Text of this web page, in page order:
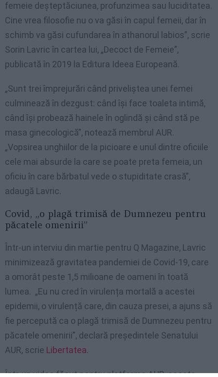
femeie deșteptăciunea, profunzimea sau luciditatea.
Cine vrea filosofie nu o va găsi în capul femeii, dar în
schimb va găsi cufundarea în athanorul labios”, scrie
Sorin Lavric în cartea lui, „Decoct de Femeie”,
publicată în 2019 la Editura Ideea Europeană.
„Sunt trei împrejurări când priveliștea unei femei
culminează în dezgust: când își face toaleta intimă,
când își probează hainele în oglindă și când stă pe
masa ginecologică”, notează membrul AUR.
„Vopsirea unghiilor de la picioare e unul dintre oficiile
cele mai absurde la care se poate preta femeia, un
oficiu în care bărbatul vede o stupiditate crasă”,
adaugă Lavric.
Covid, „o plagă trimisă de Dumnezeu pentru
păcatele omenirii”
Într-un interviu din martie pentru Q Magazine, Lavric
minimizează gravitatea pandemiei de Covid-19, care
a omorât peste 1,5 milioane de oameni în toată
lumea. „Eu nu cred în virulența mortală a acestei
epidemii, o virulență care, din cauza presei, a ajuns să
fie percepută ca o plagă trimisă de Dumnezeu pentru
păcatele omenirii”, declară președintele Senatului
AUR, scrie Libertatea.
Într-un video făcut pentru platforma AUR, acesta